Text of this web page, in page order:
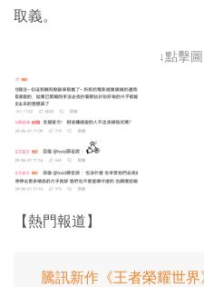
取義。
↓點擊
【熱門報道】
騰訊新作《王者榮耀世